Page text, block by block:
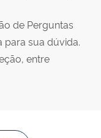
de Perguntas
para sua dúvida.
entre